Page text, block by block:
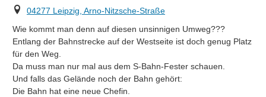
Ort
04277 Leipzig, Arno-Nitzsche-Straße
Wie kommt man denn auf diesen unsinnigen Umweg???
Entlang der Bahnstrecke auf der Westseite ist doch genug Platz
für den Weg.
Da muss man nur mal aus dem S-Bahn-Fester schauen.
Und falls das Gelände noch der Bahn gehört:
Die Bahn hat eine neue Chefin.